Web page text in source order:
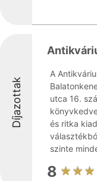
Díjazottak
A
utca 16.
és ritka
szinte
8